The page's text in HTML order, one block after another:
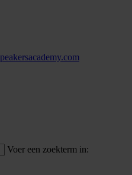
Voer een zoekterm in: